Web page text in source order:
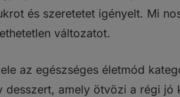
és szeretetet igényelt. Mi
változatot.
az egészséges életmód
amely ötvözi a régi jó